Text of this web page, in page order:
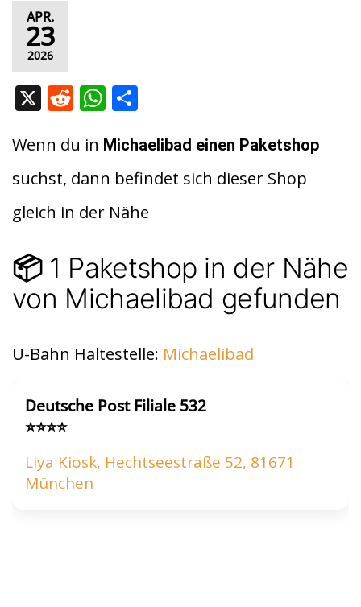
APR.
23
2026
X R
d
di
t
W
at
s
A
p
le
n
Wenn du in Michaelibad einen Paketshop
suchst, dann befindet sich dieser Shop
gleich in der Nähe
📦1 Paketshop in der Nähe
von Michaelibad gefunden
U-Bahn Haltestelle: Michaelibad
Deutsche Post Filiale 532
⭐⭐⭐⭐
Liya Kiosk, Hechtseestraße 52, 81671
München